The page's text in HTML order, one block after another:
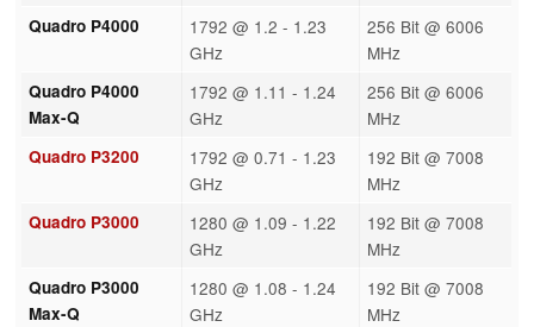
Quadro P4000
1792 @ 1.2 - 1.23
GHz
256 Bit @ 6006
MHz
Quadro P4000
Max-Q
1792 @ 1.11 - 1.24
GHz
256 Bit @ 6006
MHz
Quadro P3200
1792 @ 0.71 - 1.23
GHz
192 Bit @ 7008
MHz
Quadro P3000
1280 @ 1.09 - 1.22
GHz
192 Bit @ 7008
MHz
Quadro P3000
Max-Q
1280 @ 1.08 - 1.24
GHz
192 Bit @ 7008
MHz